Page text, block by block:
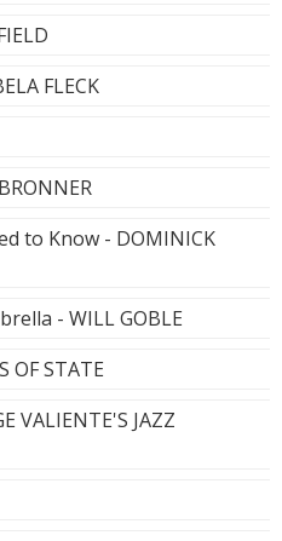
FLECK
to Know - DOMINICK
- WILL GOBLE
OF STATE
VALIENTE'S JAZZ